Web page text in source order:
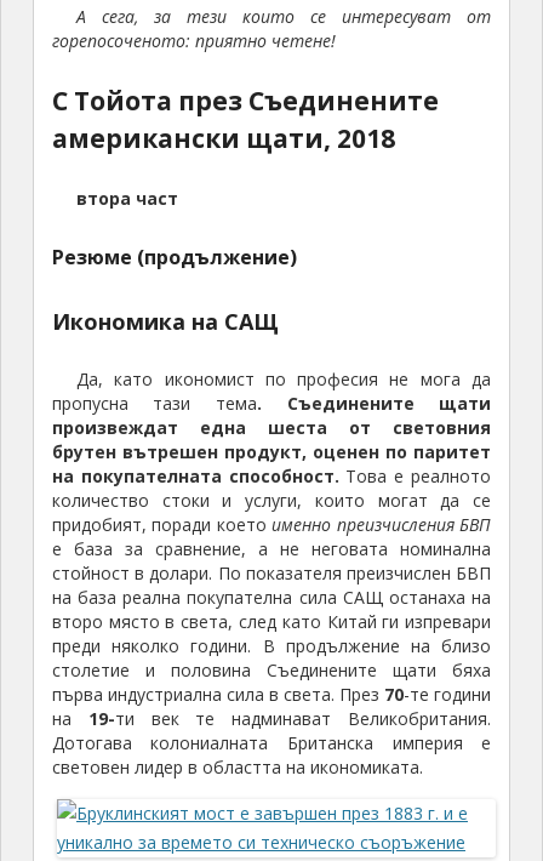
А сега, за тези които се интересуват от
горепосоченото: приятно четене!
С Тойота през Съединените
американски щати, 2018
втора част
Резюме (продължение)
Икономика на САЩ
Да, като икономист по професия не мога да
пропусна тази тема. Съединените щати
произвеждат една шеста от световния
брутен вътрешен продукт, оценен по паритет
на покупателната способност. Това е реалното
количество стоки и услуги, които могат да се
придобият, поради коетоименно преизчисления БВП
е база за сравнение, а не неговата номинална
стойност в долари. По показателя преизчислен БВП
на база реална покупателна сила САЩ останаха на
второ място в света, след като Китай ги изпревари
преди няколко години. В продължение на близо
столетие и половина Съединените щати бяха
първа индустриална сила в света. През 70-те години
на 19-ти век те надминават Великобритания.
Дотогава колониалната Британска империя е
световен лидер в областта на икономиката.